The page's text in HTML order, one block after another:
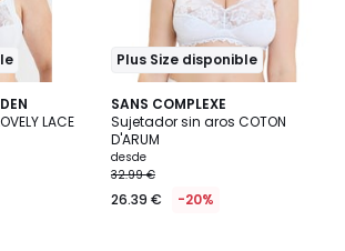
LACE
Plus Size disponible
SANS COMPLEXE
Sujetador sin aros COTON
D'ARUM
desde
32.99 €
26.39 € -20%
4,4
/ 5
2
Colores